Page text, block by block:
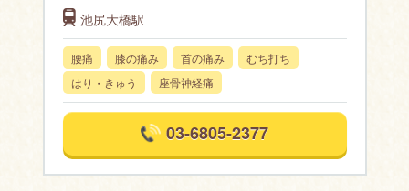
池尻大橋駅
腰痛 膝の痛み 首の痛み
むち打ち
はり・きゅう
座骨神経痛
03-6805-2377